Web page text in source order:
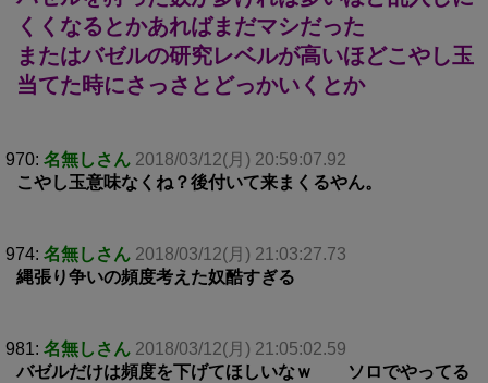
くくなるとかあればまだマシだった
またはバゼルの研究レベルが高いほどこやし玉
当てた時にさっさとどっかいくとか
970: 名無しさん 2018/03/12(月) 20:59:07.92
こやし玉意味なくね？後付いて来まくるやん。
974: 名無しさん 2018/03/12(月) 21:03:27.73
縄張り争いの頻度考えた奴酷すぎる
981: 名無しさん 2018/03/12(月) 21:05:02.59
バゼルだけは頻度を下げてほしいなｗ ソロでやってる